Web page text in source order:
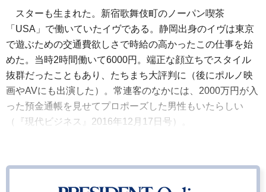
スターも生まれた。新宿歌舞伎町のノーパン喫茶
「USA」で働いていたイヴである。静岡出身のイヴは東京
で遊ぶための交通費欲しさで時給の高かったこの仕事を始
めた。当時2時間働いて6000円。端正な顔立ちでスタイル
抜群だったこともあり、たちまち大評判に（後にポルノ映
画やAVにも出演した）。常連客のなかには、2000万円が入
った預金通帳を見せてプロポーズした男性もいたらしい
（『現代ビジネス』2016年12月17日号）。